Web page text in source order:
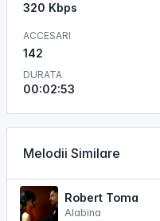
320 Kbps
ACCESARI
142
DURATA
00:02:53
Melodii Similare
Robert Toma
Alabina